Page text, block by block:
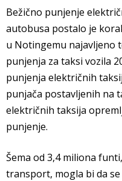
Bežično punjenje
autobusa postalo je
u Notingemu najavljeno
punjenja za taksi vozila
punjenja električnih
punjača postavljenih na
električnih taksija
punjenje.
Šema od 3,4 miliona
transport, mogla bi da